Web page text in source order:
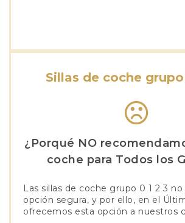
Sillas de coche grupo
¿Porqué NO
coche para Todos los
Las sillas de coche grupo 0 1 2 3 no
opción segura, y por ello, en el
ofrecemos esta opción a nuestros